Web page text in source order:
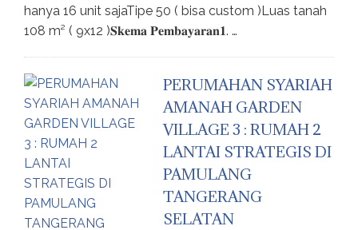
hanya 16 unit sajaTipe 50 ( bisa custom )Luas tanah
108 m² ( 9x12 )𝐒𝐤𝐞𝐦𝐚 𝐏𝐞𝐦𝐛𝐚𝐲𝐚𝐫𝐚𝐧𝟏. …
PERUMAHAN SYARIAH
AMANAH GARDEN
VILLAGE 3 : RUMAH 2
LANTAI STRATEGIS DI
PAMULANG
TANGERANG
SELATAN